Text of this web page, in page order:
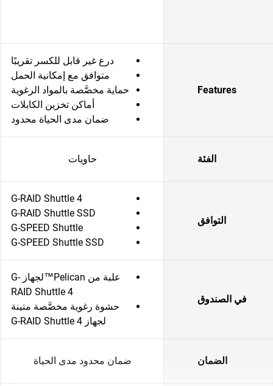
Features
درع غير قابل للكسر تقريبًا
متوافق مع إمكانية الحمل
حماية مخصَّصة بالمواد الرغوية
أماكن تخزين الكابلات
ضمان مدى الحياة محدود
الفئة حاويات
التوافق
G-RAID Shuttle 4
G-RAID Shuttle SSD
G-SPEED Shuttle
G-SPEED Shuttle SSD
في الصندوق
علبة من Pelican™لجهاز G-
RAID Shuttle 4
حشوة رغوية مخصَّصة متينة
لجهاز G-RAID Shuttle 4
الضمان ضمان محدود مدى الحياة